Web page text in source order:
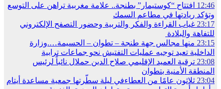
12:46 افتتاح “كوستيمار” بطنجة.. علامة مغربية تراهن على التوسع
وتؤكد ريادتها في مطاعم السمك
23:17 غياب القراءة والفكر والتربية وحضور التصفح الإلكتروني
للتفاهة والبلادة
23:15 منها مجالس جهة طنجة – تطوان – الحسيمة….وزارة
الداخلية تعيد توجيه عمليات التفتيش نحو جماعات ترابية
23:08 ترقية العميد الإقليمي صلاح الدين حملال نائباً لرئيس
المنطقة الأمنية بتطوان
23:04 ثلاثون عامًا من العطاءفي ليلة سطّرتها جمعية مساعدة أيتام